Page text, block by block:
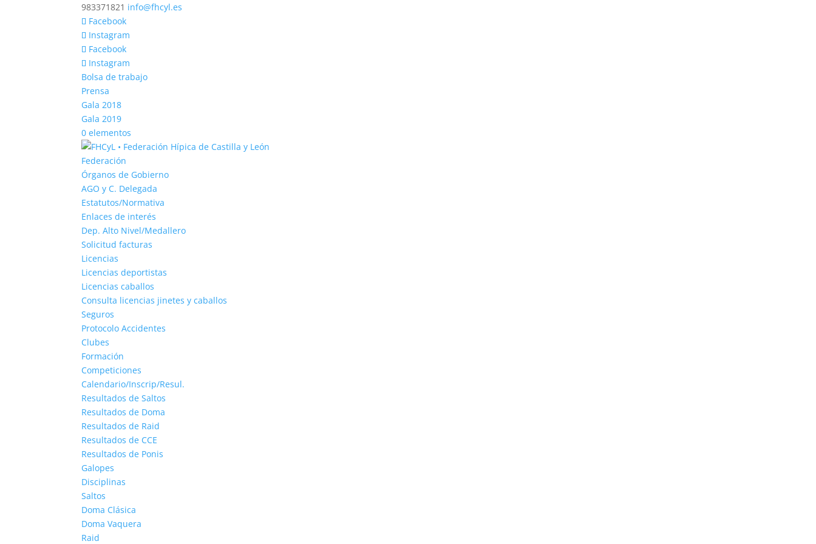
983371821 info@fhcyl.es
Facebook
Instagram
Facebook
Instagram
Bolsa de trabajo
Prensa
Gala 2018
Gala 2019
0 elementos
Federación
Órganos de Gobierno
AGO y C. Delegada
Estatutos/Normativa
Enlaces de interés
Dep. Alto Nivel/Medallero
Solicitud facturas
Licencias
Licencias deportistas
Licencias caballos
Consulta licencias jinetes y caballos
Seguros
Protocolo Accidentes
Clubes
Formación
Competiciones
Calendario/Inscrip/Resul.
Resultados de Saltos
Resultados de Doma
Resultados de Raid
Resultados de CCE
Resultados de Ponis
Galopes
Disciplinas
Saltos
Doma Clásica
Doma Vaquera
Raid